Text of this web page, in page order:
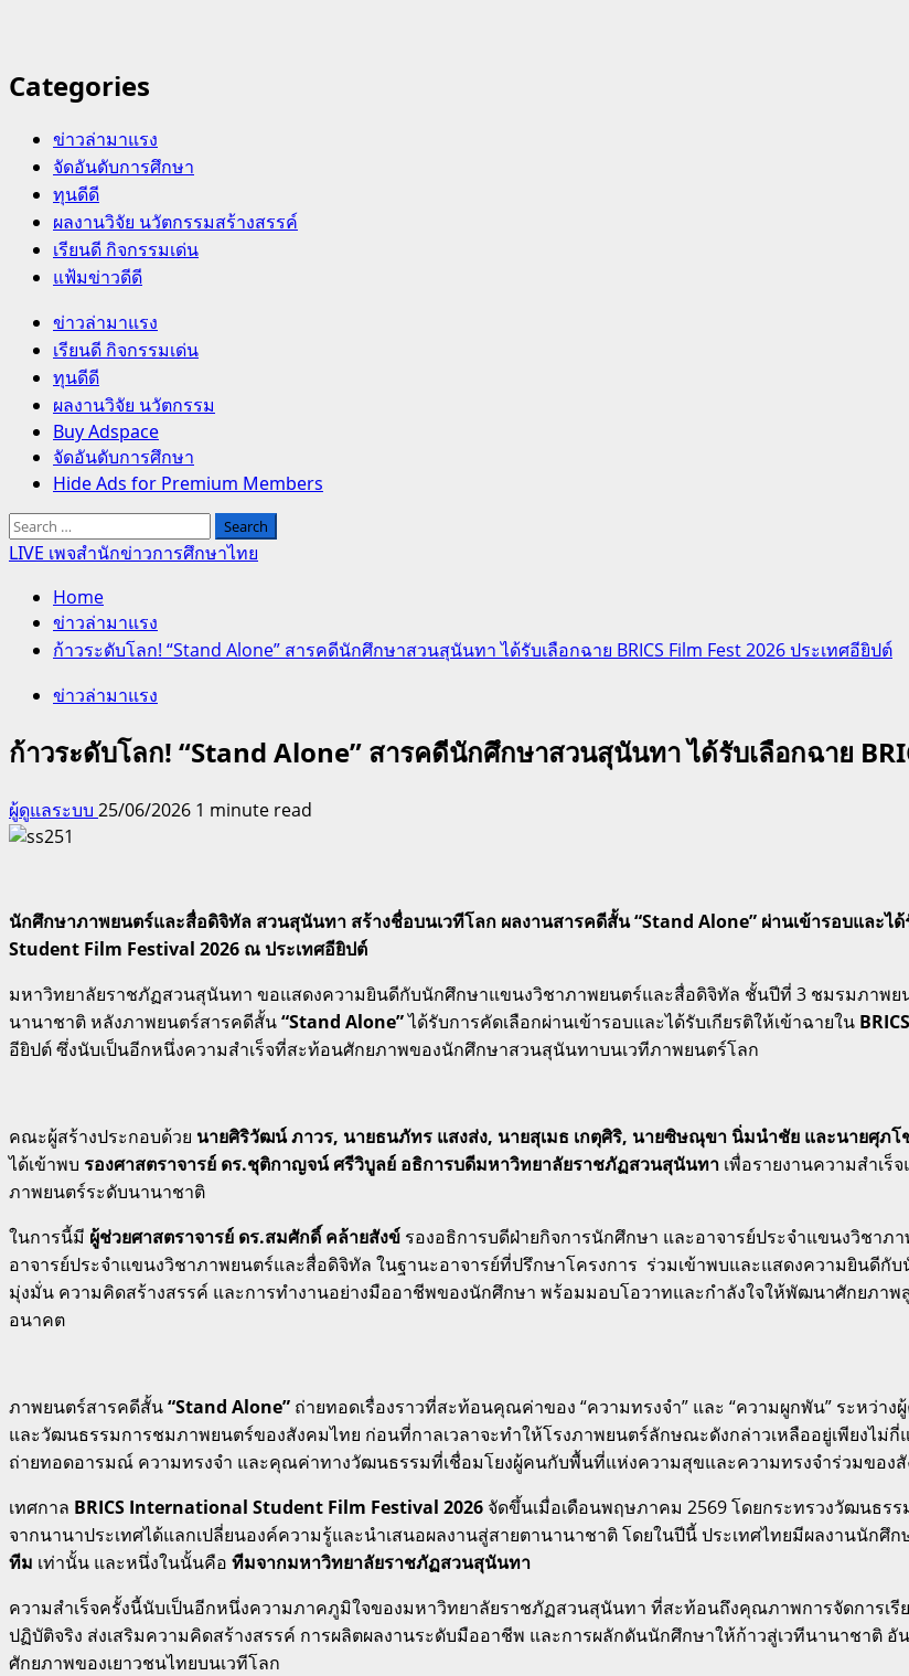
Categories
ข่าวล่ามาแรง
จัดอันดับการศึกษา
ทุนดีดี
ผลงานวิจัย นวัตกรรมสร้างสรรค์
เรียนดี กิจกรรมเด่น
แฟ้มข่าวดีดี
Primary
Menu
ข่าวล่ามาแรง
เรียนดี กิจกรรมเด่น
ทุนดีดี
ผลงานวิจัย นวัตกรรม
Buy Adspace
จัดอันดับการศึกษา
Hide Ads for Premium Members
Search
for:
LIVE เพจสำนักข่าวการศึกษาไทย
Home
ข่าวล่ามาแรง
ก้าวระดับโลก! “Stand Alone” สารคดีนักศึกษาสวนสุนันทา ได้รับเลือกฉาย BRICS Film Fest 2026 ประเทศอียิปต์
ข่าวล่ามาแรง
ก้าวระดับโลก! “Stand Alone” สารคดีนักศึกษาสวนสุนันทา ได้รับเลือกฉาย
ผู้ดูแลระบบ 25/06/2026 1 minute read
นักศึกษาภาพยนตร์และสื่อดิจิทัล สวนสุนันทา สร้างชื่อบนเวทีโลก ผลงานสารคดีสั้น “Stand Alone” ผ่านเข้ารอบและ
Student Film Festival 2026 ณ ประเทศอียิปต์
มหาวิทยาลัยราชภัฏสวนสุนันทา ขอแสดงความยินดีกับนักศึกษาแขนงวิชาภาพยนตร์และสื่อดิจิทัล ชั้นปีที่ 3 ชมรมภาพ
นานาชาติ หลังภาพยนตร์สารคดีสั้น“Stand Alone”ได้รับการคัดเลือกผ่านเข้ารอบและได้รับเกียรติให้เข้าฉายใน
อียิปต์ ซึ่งนับเป็นอีกหนึ่งความสำเร็จที่สะท้อนศักยภาพของนักศึกษาสวนสุนันทาบนเวทีภาพยนตร์โลก
คณะผู้สร้างประกอบด้วย นายศิริวัฒน์ ภาวร, นายธนภัทร แสงส่ง, นายสุเมธ เกตุศิริ, นายซิษณุขา นิ่มนำชัย และนายศุภ
ได้เข้าพบ รองศาสตราจารย์ ดร.ชุติกาญจน์ ศรีวิบูลย์ อธิการบดีมหาวิทยาลัยราชภัฏสวนสุนันทา เพื่อรายงานความสำเร็
ภาพยนตร์ระดับนานาชาติ
ในการนี้มี ผู้ช่วยศาสตราจารย์ ดร.สมศักดิ์ คล้ายสังข์ รองอธิการบดีฝ่ายกิจการนักศึกษา และอาจารย์ประจำแขนงวิชาภ
อาจารย์ประจำแขนงวิชาภาพยนตร์และสื่อดิจิทัล ในฐานะอาจารย์ที่ปรึกษาโครงการ ร่วมเข้าพบและแสดงความยินดี
มุ่งมั่น ความคิดสร้างสรรค์ และการทำงานอย่างมืออาชีพของนักศึกษา พร้อมมอบโอวาทและกำลังใจให้พัฒนาศักยภ
อนาคต
ภาพยนตร์สารคดีสั้น“Stand Alone” ถ่ายทอดเรื่องราวที่สะท้อนคุณค่าของ “ความทรงจำ” และ “ความผูกพัน” ระหว่
และวัฒนธรรมการชมภาพยนตร์ของสังคมไทย ก่อนที่กาลเวลาจะทำให้โรงภาพยนตร์ลักษณะดังกล่าวเหลืออยู่เพียงไม่
ถ่ายทอดอารมณ์ ความทรงจำ และคุณค่าทางวัฒนธรรมที่เชื่อมโยงผู้คนกับพื้นที่แห่งความสุขและความทรงจำร่วมของสั
เทศกาล BRICS International Student Film Festival 2026 จัดขึ้นเมื่อเดือนพฤษภาคม 2569 โดยกระทรวงวัฒนธร
จากนานาประเทศได้แลกเปลี่ยนองค์ความรู้และนำเสนอผลงานสู่สายตานานาชาติ โดยในปีนี้ ประเทศไทยมีผลงานนักศึ
ทีม เท่านั้น และหนึ่งในนั้นคือ ทีมจากมหาวิทยาลัยราชภัฏสวนสุนันทา
ความสำเร็จครั้งนี้นับเป็นอีกหนึ่งความภาคภูมิใจของมหาวิทยาลัยราชภัฏสวนสุนันทา ที่สะท้อนถึงคุณภาพการจัดการเ
ปฏิบัติจริง ส่งเสริมความคิดสร้างสรรค์ การผลิตผลงานระดับมืออาชีพ และการผลักดันนักศึกษาให้ก้าวสู่เวทีนานาชาติ
ศักยภาพของเยาวชนไทยบนเวทีโลก